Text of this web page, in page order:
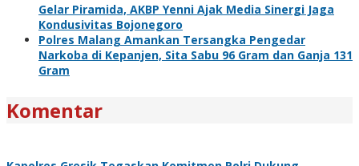
Gelar Piramida, AKBP Yenni Ajak Media Sinergi Jaga
Kondusivitas Bojonegoro
Polres Malang Amankan Tersangka Pengedar
Narkoba di Kepanjen, Sita Sabu 96 Gram dan Ganja 131
Gram
Komentar